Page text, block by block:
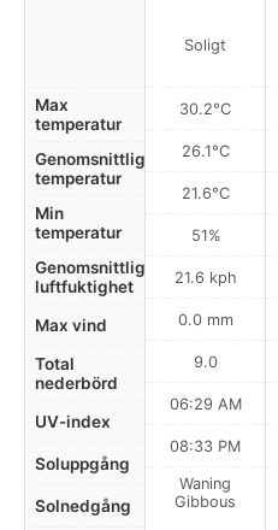
Max
temperatur
Genomsnittlig
temperatur
Min
temperatur
Genomsnittlig
luftfuktighet
Max vind
Total
nederbörd
UV-index
Soluppgång
Solnedgång
Soligt
30.2°C
26.1°C
21.6°C
51%
21.6 kph
0.0 mm
9.0
06:29 AM
08:33 PM
Waning
Gibbous